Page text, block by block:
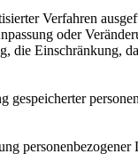
Verfahren
oder
die Einschränkung,